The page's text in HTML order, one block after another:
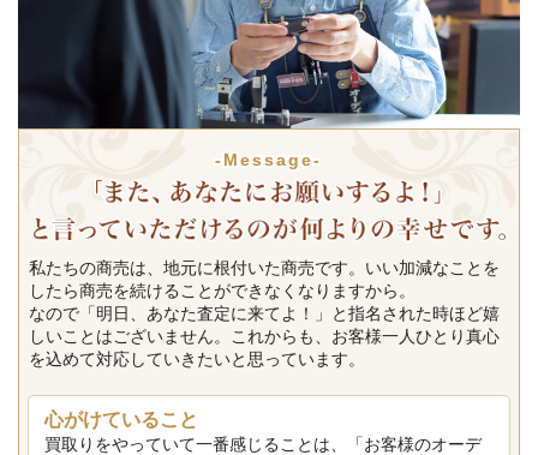
-Message-
私たちの商売は、地元に根付いた商売です。いい加減なことを
したら商売を続けることができなくなりますから。
なので「明日、あなた査定に来てよ！」と指名された時ほど嬉
しいことはございません。これからも、お客様一人ひとり真心
を込めて対応していきたいと思っています。
心がけていること
買取りをやっていて一番感じることは、「お客様のオーデ